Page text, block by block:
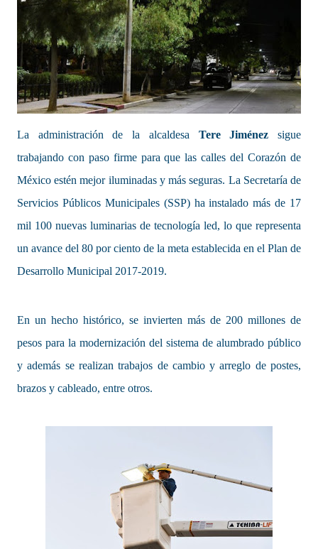
La administración de la alcaldesa Tere Jiménez sigue
trabajando con paso firme para que las calles del Corazón de
México estén mejor iluminadas y más seguras. La Secretaría de
Servicios Públicos Municipales (SSP) ha instalado más de 17
mil 100 nuevas luminarias de tecnología led, lo que representa
un avance del 80 por ciento de la meta establecida en el Plan de
Desarrollo Municipal 2017-2019.
En un hecho histórico, se invierten más de 200 millones de
pesos para la modernización del sistema de alumbrado público
y además se realizan trabajos de cambio y arreglo de postes,
brazos y cableado, entre otros.